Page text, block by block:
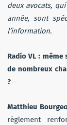
deux avocats,
année, sont
l’information.
Radio VL :
de nombreux
?
Matthieu
règlement